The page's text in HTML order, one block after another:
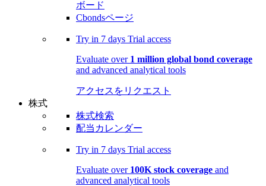
ボード
Cbondsページ
Try in 7 days Trial access
Evaluate over 1 million global bond coverage
and advanced analytical tools
アクセスをリクエスト
株式
株式検索
配当カレンダー
Try in 7 days Trial access
Evaluate over 100K stock coverage and
advanced analytical tools